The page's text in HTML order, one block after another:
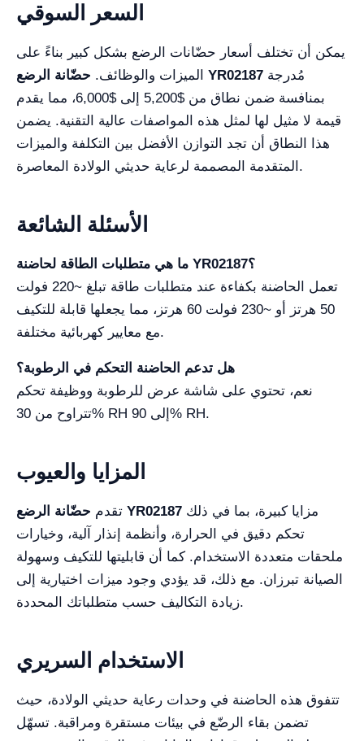
السعر السوقي
يمكن أن تختلف أسعار حضّانات الرضع بشكل كبير بناءً على
الميزات والوظائف. حضّانة الرضع YR02187
بمنافسة ضمن نطاق من $5,200 إلى $6,000، مما يقدم
قيمة لا مثيل لها لمثل هذه المواصفات عالية التقنية. يضمن
هذا النطاق أن تجد التوازن الأفضل بين التكلفة والميزات
المتقدمة المصممة لرعاية حديثي الولادة المعاصرة.
الأسئلة الشائعة
ما هي متطلبات الطاقة لحاضنة YR02187؟
تعمل الحاضنة بكفاءة عند متطلبات طاقة تبلغ ~220 فولت
50 هرتز أو ~230 فولت 60 هرتز، مما يجعلها قابلة للتكيف
مع معايير كهربائية مختلفة.
هل تدعم الحاضنة التحكم في الرطوبة؟
نعم، تحتوي على شاشة عرض للرطوبة ووظيفة تحكم
تتراوح من 30% RH إلى 90% RH.
المزايا والعيوب
تقدم حضّانة الرضع YR02187
تحكم دقيق في الحرارة، وأنظمة إنذار آلية، وخيارات
ملحقات متعددة الاستخدام. كما أن قابليتها للتكيف وسهولة
الصيانة تبرزان. مع ذلك، قد يؤدي وجود ميزات اختيارية إلى
زيادة التكاليف حسب متطلباتك المحددة.
الاستخدام السريري
تتفوق هذه الحاضنة في وحدات رعاية حديثي الولادة، حيث
تضمن بقاء الرضّع في بيئات مستقرة ومراقبة. تسهّل